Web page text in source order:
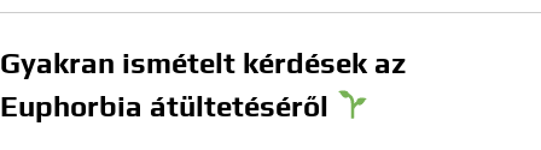
Gyakran ismételt kérdések az
Euphorbia átültetéséről